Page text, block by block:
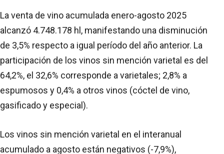
La venta de vino acumulada enero-agosto 2025
alcanzó 4.748.178 hl, manifestando una disminución
de 3,5% respecto a igual período del año anterior. La
participación de los vinos sin mención varietal es del
64,2%, el 32,6% corresponde a varietales; 2,8% a
espumosos y 0,4% a otros vinos (cóctel de vino,
gasificado y especial).
Los vinos sin mención varietal en el interanual
acumulado a agosto están negativos (-7,9%),